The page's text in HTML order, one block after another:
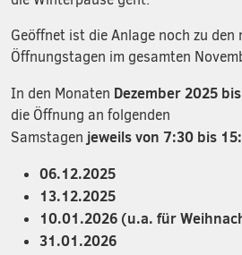
Geöffnet ist die Anlage noch zu den
Öffnungstagen im gesamten
In den Monaten Dezember 2025
die Öffnung an folgenden
Samstagen jeweils von 7:30 bis
06.12.2025
13.12.2025
10.01.2026 (u.a. für
31.01.2026